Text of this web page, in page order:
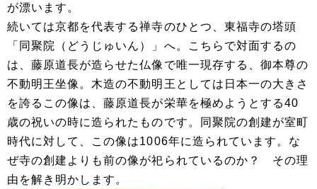
が漂います。
続いては京都を代表する禅寺のひとつ、東福寺の塔頭
「同聚院（どうじゅいん）」へ。こちらで対面するの
は、藤原道長が造らせた仏像で唯一現存する、御本尊の
不動明王坐像。木造の不動明王としては日本一の大きさ
を誇るこの像は、藤原道長が栄華を極めようとする40
歳の祝いの時に造られたものです。同聚院の創建が室町
時代に対して、この像は1006年に造られています。な
ぜ寺の創建よりも前の像が祀られているのか？ その理
由を解き明かします。